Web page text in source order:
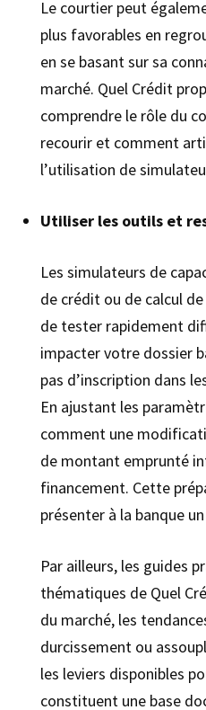
Le courtier peut
plus favorables en
en se basant sur sa
marché. Quel Crédit
comprendre le rôle du
recourir et comment
l’utilisation de
Utiliser les outils et
Les simulateurs de
de crédit ou de calcul
de tester rapidement
impacter votre dossier
pas d’inscription dans
En ajustant les
comment une
de montant emprunté
financement. Cette
présenter à la banque
Par ailleurs, les guides
thématiques de Quel
du marché, les
durcissement ou
les leviers disponibles
constituent une base